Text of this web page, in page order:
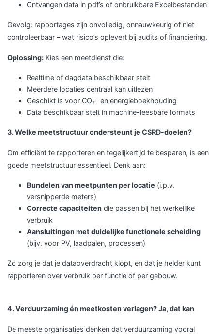
Ontvangen data in pdf’s of onbruikbare Excelbestanden
Gevolg: rapportages zijn onvolledig, onnauwkeurig of niet
controleerbaar – wat risico’s oplevert bij audits of financiering.
Oplossing: Kies een meetdienst die:
Realtime of dagdata beschikbaar stelt
Meerdere locaties centraal kan uitlezen
Geschikt is voor CO₂- en energieboekhouding
Data beschikbaar stelt in machine-leesbare formats
3. Welke meetstructuur ondersteunt je CSRD-doelen?
Om efficiënt te rapporteren en tegelijkertijd te besparen, is een
goede meetstructuur essentieel. Denk aan:
Bundelen van meetpunten per locatie (i.p.v.
versnipperde meters)
Correcte capaciteiten die passen bij het werkelijke
verbruik
Aansluitingen met duidelijke functionele scheiding
(bijv. voor PV, laadpalen, processen)
Zo zorg je dat je dataoverdracht klopt, en dat je helder kunt
rapporteren over verbruik per functie of per gebouw.
4. Verduurzaming én meetkosten verlagen? Ja, dat kan
De meeste organisaties denken dat verduurzaming vooral